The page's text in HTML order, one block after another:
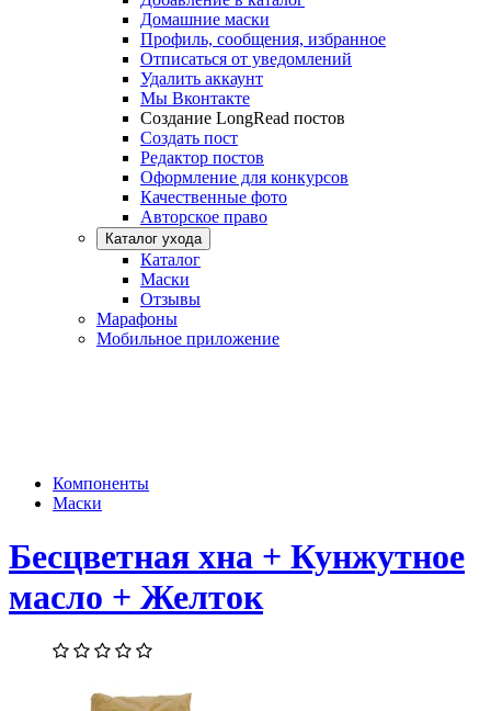
Домашние маски
Профиль, сообщения, избранное
Отписаться от уведомлений
Удалить аккаунт
Мы Вконтакте
Создание LongRead постов
Создать пост
Редактор постов
Оформление для конкурсов
Качественные фото
Авторское право
Каталог ухода
Каталог
Маски
Отзывы
Марафоны
Мобильное приложение
Компоненты
Маски
Бесцветная хна + Кунжутное
масло + Желток